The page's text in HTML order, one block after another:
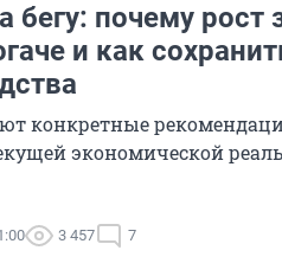
бегу: почему рост
и как
конкретные
экономической
3 457 7